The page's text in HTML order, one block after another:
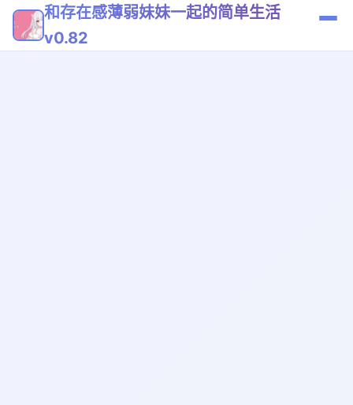
和存在感薄弱妹妹一起的简单生活
v0.82